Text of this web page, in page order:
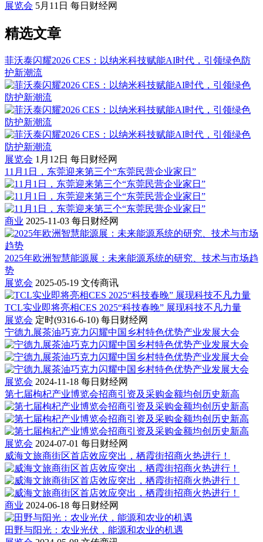
展览会 5月11日 每日财经网
精选文章
菲沃泰闪耀2026 CES：以纳米科技赋能AI时代，引领绿色防
护新潮流
展览会 1月12日 每日财经网
11月1日，东莞迎来第三个“东莞民营企业家日”
商业 2025-11-03 每日财经网
2025年欧洲智慧能源展：未来能源系统的研究、技术与市场趋
势
展览会 2025-05-19 文传商讯
TCL实业即将亮相CES 2025“科技春晚” 展现科技不凡力量
展览会 定时(9316-6-10) 每日财经网
宁德九展茶油巧克力闪耀中国乡村特色优势产业发展大会
展览会 2024-11-18 每日财经网
第七届枸杞产业博览会招商引资及采购金额均创历史新高
展览会 2024-07-01 每日财经网
威海文旅商街区首店效应突出，栖霞街招商火热进行！
商业 2024-06-18 每日财经网
田野与阳光：农业光伏，能源和农业的机遇